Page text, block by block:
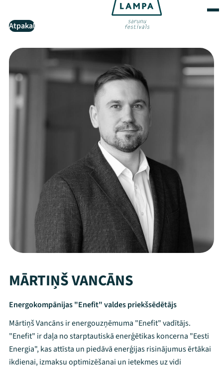
Atpakaļ
MĀRTIŅŠ VANCĀNS
Energokompānijas "Enefit" valdes priekšsēdētājs
Mārtiņš Vancāns ir energouzņēmuma "Enefit" vadītājs.
"Enefit" ir daļa no starptautiskā enerģētikas koncerna "Eesti
Energia", kas attīsta un piedāvā enerģijas risinājumus ērtākai
ikdienai, izmaksu optimizēšanai un ietekmes uz vidi